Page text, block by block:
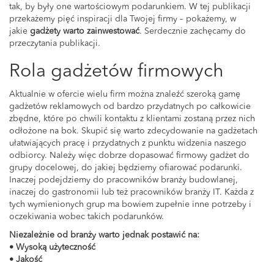
tak, by były one wartościowym podarunkiem. W tej publikacji
przekażemy pięć inspiracji dla Twojej firmy – pokażemy, w
jakie gadżety warto zainwestować. Serdecznie zachęcamy do
przeczytania publikacji.
Rola gadżetów firmowych
Aktualnie w ofercie wielu firm można znaleźć szeroką gamę
gadżetów reklamowych od bardzo przydatnych po całkowicie
zbędne, które po chwili kontaktu z klientami zostaną przez nich
odłożone na bok. Skupić się warto zdecydowanie na gadżetach
ułatwiających pracę i przydatnych z punktu widzenia naszego
odbiorcy. Należy więc dobrze dopasować firmowy gadżet do
grupy docelowej, do jakiej będziemy ofiarować podarunki.
Inaczej podejdziemy do pracowników branży budowlanej,
inaczej do gastronomii lub też pracowników branży IT. Każda z
tych wymienionych grup ma bowiem zupełnie inne potrzeby i
oczekiwania wobec takich podarunków.
Niezależnie od branży warto jednak postawić na:
• Wysoką użyteczność
• Jakość